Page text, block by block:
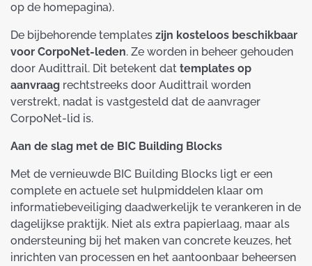
op de homepagina).
De bijbehorende templates zijn kosteloos beschikbaar
voor CorpoNet-leden. Ze worden in beheer gehouden
door Audittrail. Dit betekent dat templates op
aanvraag rechtstreeks door Audittrail worden
verstrekt, nadat is vastgesteld dat de aanvrager
CorpoNet-lid is.
Aan de slag met de BIC Building Blocks
Met de vernieuwde BIC Building Blocks ligt er een
complete en actuele set hulpmiddelen klaar om
informatiebeveiliging daadwerkelijk te verankeren in de
dagelijkse praktijk. Niet als extra papierlaag, maar als
ondersteuning bij het maken van concrete keuzes, het
inrichten van processen en het aantoonbaar beheersen